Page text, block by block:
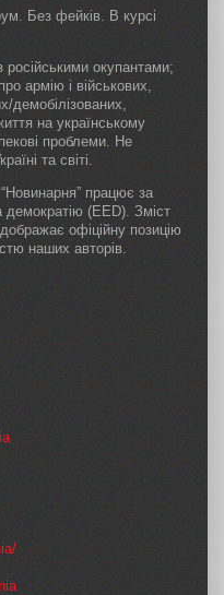
Без фейків. В курсі
окупантами;
армію і військових,
демобілізованих,
на українському
проблеми. Не
та світі.
працює за
(EED). Зміст
офіційну позицію
наших авторів.